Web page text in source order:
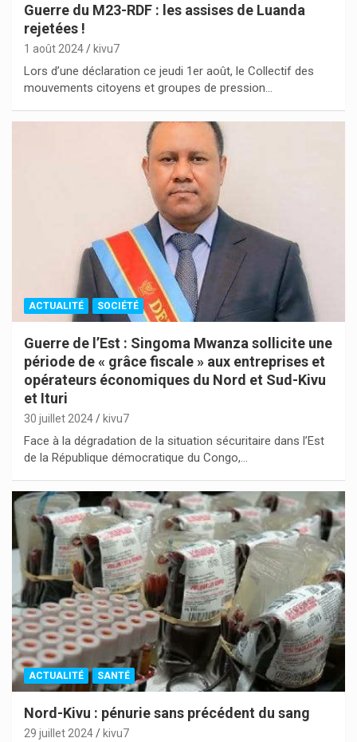
Guerre du M23-RDF : les assises de Luanda
rejetées !
1 août 2024 kivu7
Lors d’une déclaration ce jeudi 1er août, le Collectif des
mouvements citoyens et groupes de pression…
ACTUALITÉ SOCIÉTÉ
Guerre de l’Est : Singoma Mwanza sollicite une
période de « grâce fiscale » aux entreprises et
opérateurs économiques du Nord et Sud-Kivu
et Ituri
30 juillet 2024 kivu7
Face à la dégradation de la situation sécuritaire dans l’Est
de la République démocratique du Congo,…
ACTUALITÉ SANTÉ
Nord-Kivu : pénurie sans précédent du sang
29 juillet 2024 kivu7